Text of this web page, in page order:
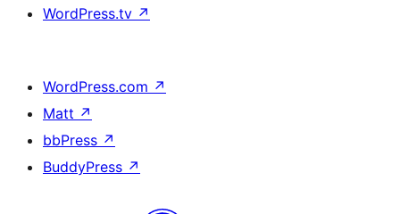
WordPress.tv ↗
WordPress.com ↗
Matt ↗
bbPress ↗
BuddyPress ↗